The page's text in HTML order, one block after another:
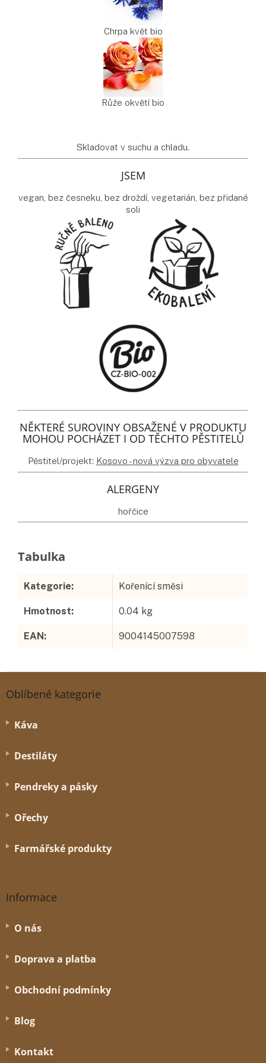
Chrpa květ bio
Růže okvětí bio
Skladovat v suchu a chladu.
JSEM
vegan, bez česneku, bez droždí, vegetarián, bez přidané
soli
NĚKTERÉ SUROVINY OBSAŽENÉ V PRODUKTU
MOHOU POCHÁZET I OD TĚCHTO PĚSTITELŮ
Pěstitel/projekt: Kosovo - nová výzva pro obyvatele
ALERGENY
hořčice
Kategorie: Kořenící směsi
Hmotnost: 0.04 kg
EAN: 9004145007598
Z
Oblíbené kategorie
Káva
Destiláty
Pendreky a pásky
Ořechy
Farmářské produkty
Informace
O nás
Doprava a platba
Obchodní podmínky
Blog
Kontakt